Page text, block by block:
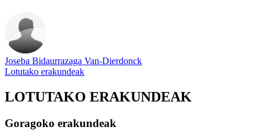
Joseba Bidaurrazaga Van-Dierdonck
Lotutako erakundeak
LOTUTAKO ERAKUNDEAK
Goragoko erakundeak